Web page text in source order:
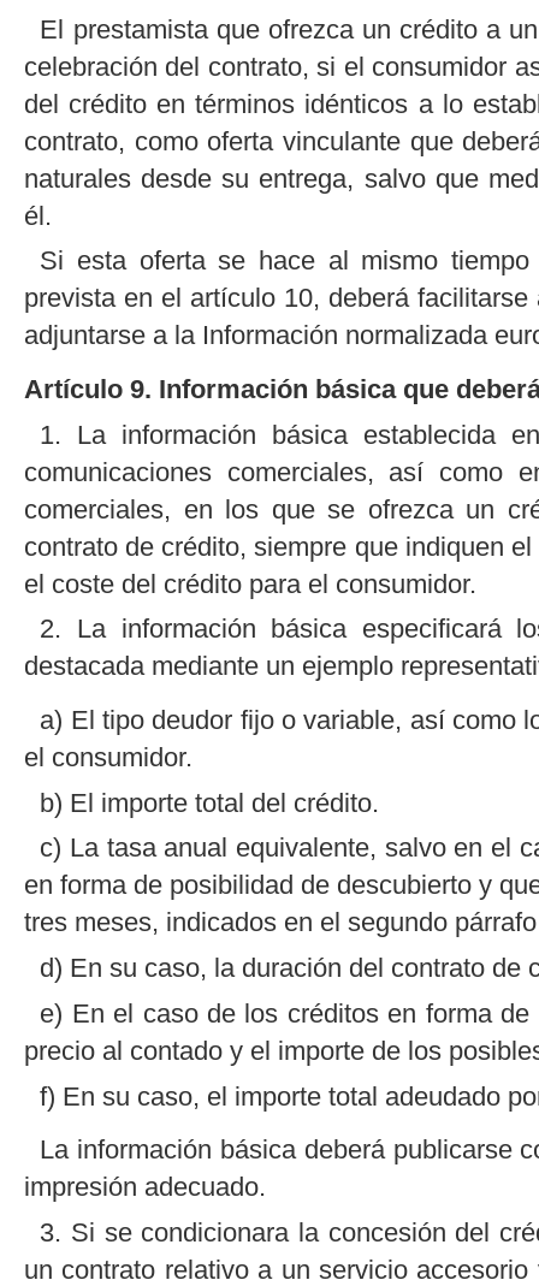
El prestamista que ofrezca un crédito a
celebración del contrato, si el consumidor
del crédito en términos idénticos a lo
contrato, como oferta vinculante que
naturales desde su entrega, salvo que
él.
Si esta oferta se hace al mismo
prevista en el artículo 10, deberá
adjuntarse a la Información normalizada
Artículo 9. Información básica que
1. La información básica establecida
comunicaciones comerciales, así como
comerciales, en los que se ofrezca un
contrato de crédito, siempre que indiquen
el coste del crédito para el consumidor.
2. La información básica especificará
destacada mediante un ejemplo
a) El tipo deudor fijo o variable, así como
el consumidor.
b) El importe total del crédito.
c) La tasa anual equivalente, salvo en el
en forma de posibilidad de descubierto y
tres meses, indicados en el segundo
d) En su caso, la duración del contrato de
e) En el caso de los créditos en forma
precio al contado y el importe de los
f) En su caso, el importe total adeudado
La información básica deberá publicarse
impresión adecuado.
3. Si se condicionara la concesión del
un contrato relativo a un servicio